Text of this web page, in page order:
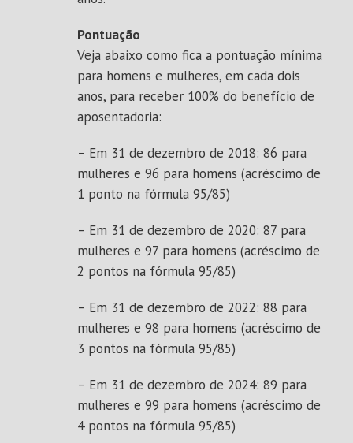
Pontuação
Veja abaixo como fica a pontuação mínima
para homens e mulheres, em cada dois
anos, para receber 100% do benefício de
aposentadoria:
– Em 31 de dezembro de 2018: 86 para
mulheres e 96 para homens (acréscimo de
1 ponto na fórmula 95/85)
– Em 31 de dezembro de 2020: 87 para
mulheres e 97 para homens (acréscimo de
2 pontos na fórmula 95/85)
– Em 31 de dezembro de 2022: 88 para
mulheres e 98 para homens (acréscimo de
3 pontos na fórmula 95/85)
– Em 31 de dezembro de 2024: 89 para
mulheres e 99 para homens (acréscimo de
4 pontos na fórmula 95/85)